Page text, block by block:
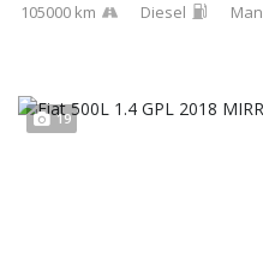
105000 km Diesel
19